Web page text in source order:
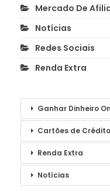
Mercado De
Notícias
Redes Sociais
Renda Extra
Ganhar Dinheiro
Cartões de Crédito
Renda Extra
Notícias